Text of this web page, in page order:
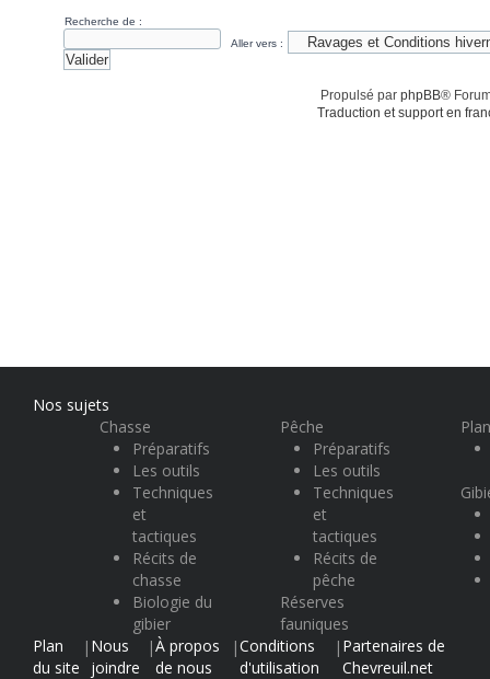
Recherche de :
Aller vers :
Propulsé par phpBB®
Traduction et support en
Nos sujets
Chasse
Préparatifs
Les outils
Techniques
et
tactiques
Récits de
chasse
Biologie du
gibier
Pêche
Préparatifs
Les outils
Techniques
et
tactiques
Récits de
pêche
Réserves
fauniques
Plan
du site
| Nous
joindre
|À propos
de nous
|Conditions
d'utilisation
| Partenaires de
Chevreuil.net